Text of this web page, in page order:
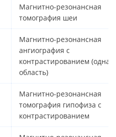
Магнитно-резонансная
томография шеи
Магнитно-резонансная
ангиография с
контрастированием (одна
область)
Магнитно-резонансная
томография гипофиза с
контрастированием